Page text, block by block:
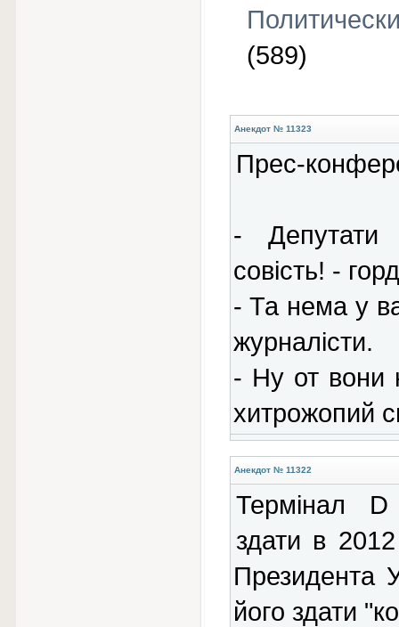
(589)
Анекдот № 11323
Прес-
- Депутати
совість! -
- Та нема у
журналісти.
- Ну от вони
хитрожопий
Анекдот № 11322
Термінал D
здати в 2012
Президента
його здати